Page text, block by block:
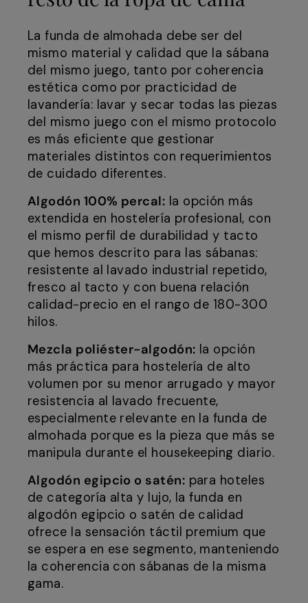
La funda de almohada debe ser del
mismo material y calidad que la sábana
del mismo juego, tanto por coherencia
estética como por practicidad de
lavandería: lavar y secar todas las piezas
del mismo juego con el mismo protocolo
es más eficiente que gestionar
materiales distintos con requerimientos
de cuidado diferentes.
Algodón 100% percal: la opción más
extendida en hostelería profesional, con
el mismo perfil de durabilidad y tacto
que hemos descrito para las sábanas:
resistente al lavado industrial repetido,
fresco al tacto y con buena relación
calidad-precio en el rango de 180-300
hilos.
Mezcla poliéster-algodón: la opción
más práctica para hostelería de alto
volumen por su menor arrugado y mayor
resistencia al lavado frecuente,
especialmente relevante en la funda de
almohada porque es la pieza que más se
manipula durante el housekeeping diario.
Algodón egipcio o satén: para hoteles
de categoría alta y lujo, la funda en
algodón egipcio o satén de calidad
ofrece la sensación táctil premium que
se espera en ese segmento, manteniendo
la coherencia con sábanas de la misma
gama.